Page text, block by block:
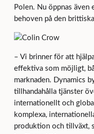
Polen. Nu öppnas
behoven på den
– Vi brinner för att
effektiva som möjligt,
marknaden. Dynamics
tillhandahålla tjänster
internationellt och
komplexa,
produktion och tillväxt,